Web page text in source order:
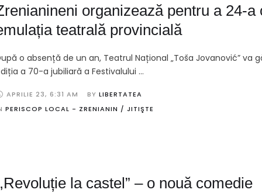
organizează pentru a 24-a
teatrală provincială
o absență de un an, Teatrul Național „Toša Jovanović” va
a 70-a jubiliară a Festivalului …
APRILIE 23, 6:31 AM BY LIBERTATEA
PERISCOP LOCAL - ZRENIANIN / JITIŞTE
la castel” – o nouă comedie